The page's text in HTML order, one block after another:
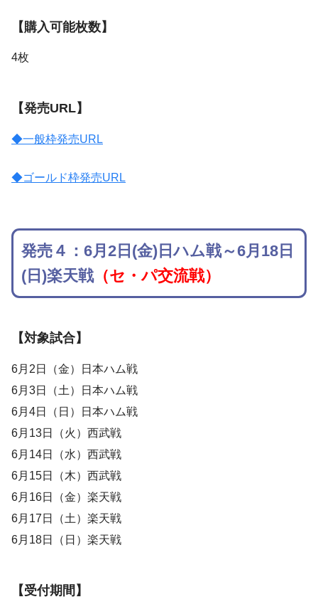
【購入可能枚数】
4枚
【発売URL】
◆一般枠発売URL
◆ゴールド枠発売URL
発売４：6月2日(金)日ハム戦～6月18日
(日)楽天戦（セ・パ交流戦）
【対象試合】
6月2日（金）日本ハム戦
6月3日（土）日本ハム戦
6月4日（日）日本ハム戦
6月13日（火）西武戦
6月14日（水）西武戦
6月15日（木）西武戦
6月16日（金）楽天戦
6月17日（土）楽天戦
6月18日（日）楽天戦
【受付期間】